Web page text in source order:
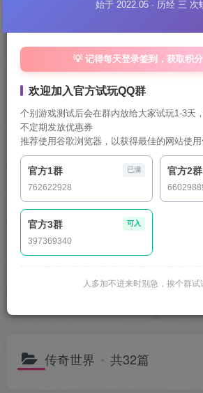
传奇手游
传奇世界手游
传奇世界 共32篇
始于 2022.05 · 历经 三 次
💡 记得每天登录签到，获取积
欢迎加入官方试玩QQ群
个别游戏测试后会在群内放给大家试玩1-3天
不定期发放优惠券
推荐使用谷歌浏览器，以获得最佳的网站使
官方1群
762622928
已满 官方2群
官方3群
397369340
可入
人多加不进来时别急，挨个群试